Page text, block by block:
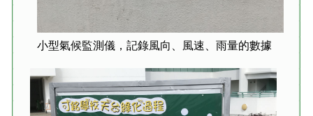
小型氣候監測儀，記錄風向、風速、雨量的數據